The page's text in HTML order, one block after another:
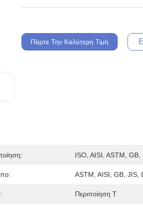
Πάρτε Την Καλύτερη Τιμή
ISO, AISI, ASTM, GB,
ASTM, AISI, GB, JIS,
Περιποίηση Τ